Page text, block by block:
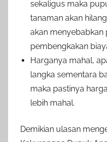
sekaligus maka
tanaman akan
akan
pembengkakan
Harganya mahal,
langka sementara
maka pastinya
lebih mahal.
Demikian ulasan